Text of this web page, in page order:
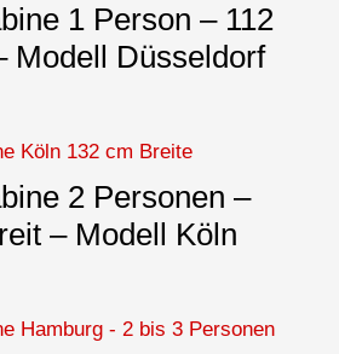
1 Person – 112
Modell Düsseldorf
2 Personen –
– Modell Köln